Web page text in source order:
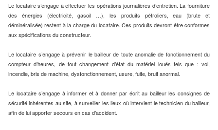
Le locataire s’engage à effectuer les opérations journalières d’entretien. La fourniture
des énergies (électricité, gasoil …), les produits pétroliers, eau (brute et
déminéralisée) restent à la charge du locataire. Ces produits devront être conformes
aux spécifications du constructeur.
Le locataire s’engage à prévenir le bailleur de toute anomalie de fonctionnement du
compteur d’heures, de tout changement d’état du matériel loués tels que : vol,
incendie, bris de machine, dysfonctionnement, usure, fuite, bruit anormal.
Le locataire s’engage à informer et à donner par écrit au bailleur les consignes de
sécurité inhérentes au site, à surveiller les lieux où intervient le technicien du bailleur,
afin de lui apporter secours en cas d’accident.